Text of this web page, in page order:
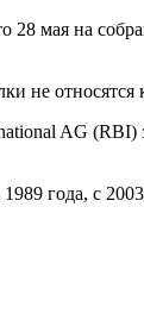
мая на
не
AG
года, с